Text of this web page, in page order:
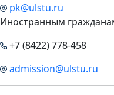
pk@ulstu.ru
Иностранным
+7 (8422) 778-458
admission@ulstu.ru